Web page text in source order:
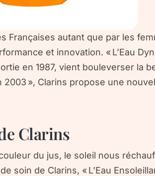
Françaises autant que par les
et innovation. « L’Eau
en 1987, vient bouleverser la
», Clarins propose une
Clarins
du jus, le soleil nous
soin de Clarins, « L’Eau